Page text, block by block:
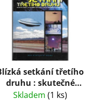
setkání třetího
druhu : skutečné
příběhy o
Skladem (1 ks)